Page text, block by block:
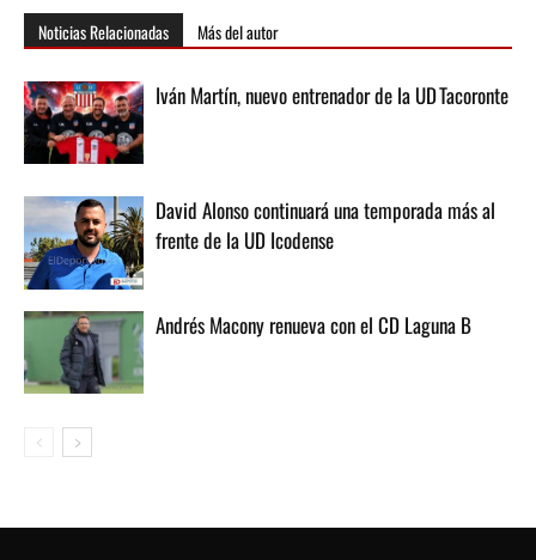
Noticias Relacionadas Más del autor
Iván Martín, nuevo entrenador de la UD Tacoronte
David Alonso continuará una temporada más al
frente de la UD Icodense
Andrés Macony renueva con el CD Laguna B